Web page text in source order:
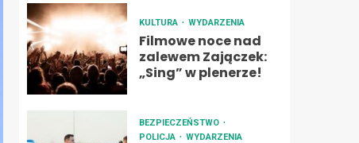
KULTURA WYDARZENIA
Filmowe noce nad
zalewem Zajączek:
„Sing” w plenerze!
BEZPIECZEŃSTWO
POLICJA
WYDARZENIA